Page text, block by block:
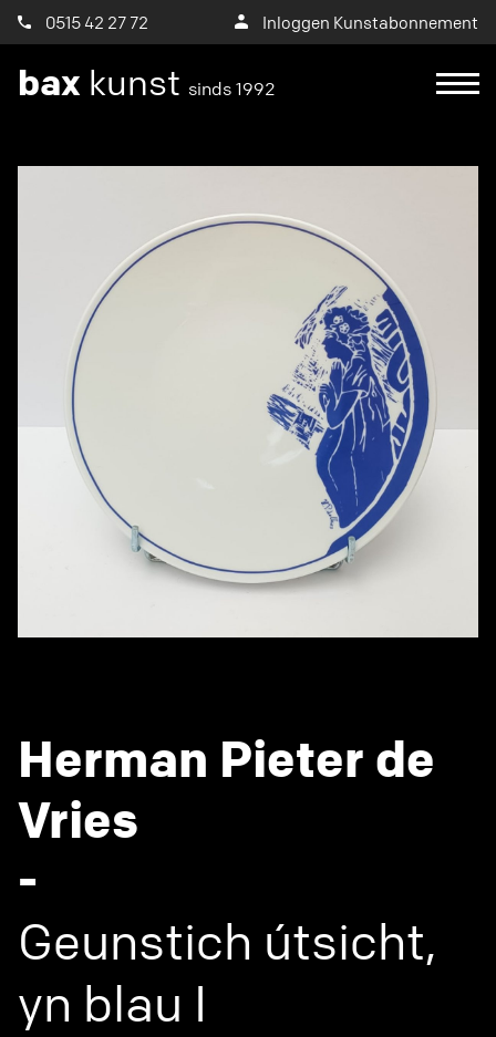
0515 42 27 72 Inloggen Kunstabonnement
bax kunst sinds 1992
Herman Pieter de
Vries
-
Geunstich útsicht,
yn blau I